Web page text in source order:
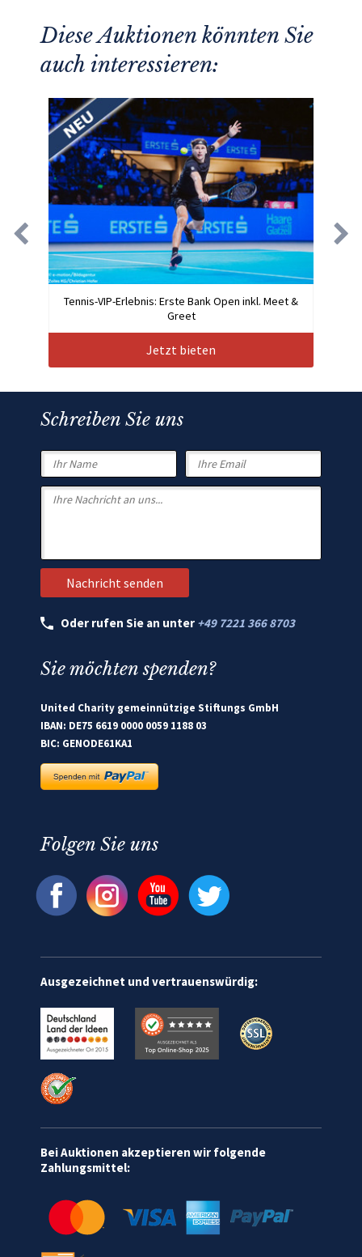
Diese Auktionen könnten Sie
auch interessieren:
Tennis-VIP-Erlebnis: Erste Bank Open inkl. Meet &
Greet
Jetzt bieten
Schreiben Sie uns
Oder rufen Sie an unter +49 7221 366 8703
Sie möchten spenden?
United Charity gemeinnützige Stiftungs GmbH
IBAN: DE75 6619 0000 0059 1188 03
BIC: GENODE61KA1
Folgen Sie uns
Ausgezeichnet und vertrauenswürdig:
Bei Auktionen akzeptieren wir folgende
Zahlungsmittel: